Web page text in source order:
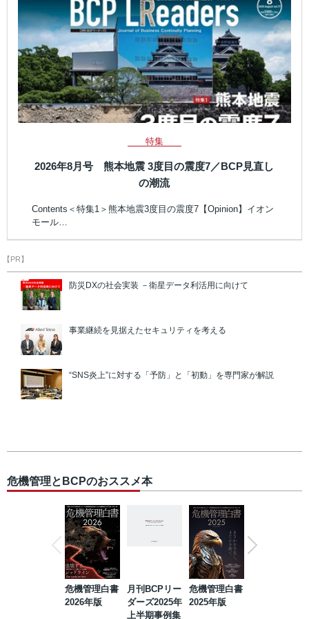
特集
2026年8月号 熊本地震 3度目の震度7／BCP見直し
の潮流
Contents＜特集1＞熊本地震3度目の震度7【Opinion】イオン
モール…
【PR】
防災DXの社会実装 －衛星データ利活用に向けて
事業継続を見据えたセキュリティを考える
“SNS炎上”に対する「予防」と「初動」を専門家が解説
危機管理とBCPのおススメ本
危機管理白書
2026年版
月刊BCPリー
ダーズ2025年
上半期事例集
危機管理白書
2025年版